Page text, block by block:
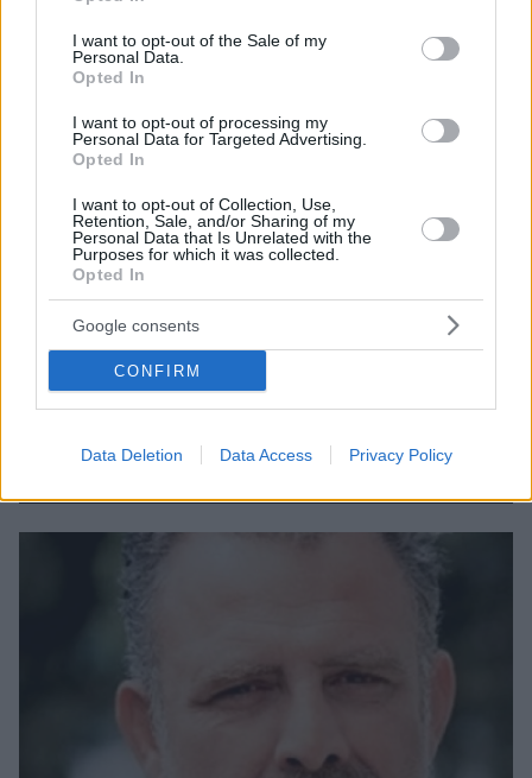
use your data for below specified purposes in below Google
consent section.
I want to opt-out of the Sale of my
Personal Data.
Opted In
I want to opt-out of processing my
Personal Data for Targeted Advertising.
Opted In
I want to opt-out of Collection, Use,
Retention, Sale, and/or Sharing of my
Personal Data that Is Unrelated with the
Purposes for which it was collected.
Opted In
Google consents
CONFIRM
Data Deletion Data Access Privacy Policy
«Λύγισε» στον αέρα ο Άγγελος Αντωνόπουλος για τον
θάνατο του Κώστα Καζάκου
«Ήταν άνδρας με το άλφα κεφαλαίο» τόνισε, μεταξύ
άλλων, ο Γιάννης Βογιατζής - Δείτε όσα
είπαν ηθοποιοί για τον θάνατό του
13.09.2022, 22:06 6